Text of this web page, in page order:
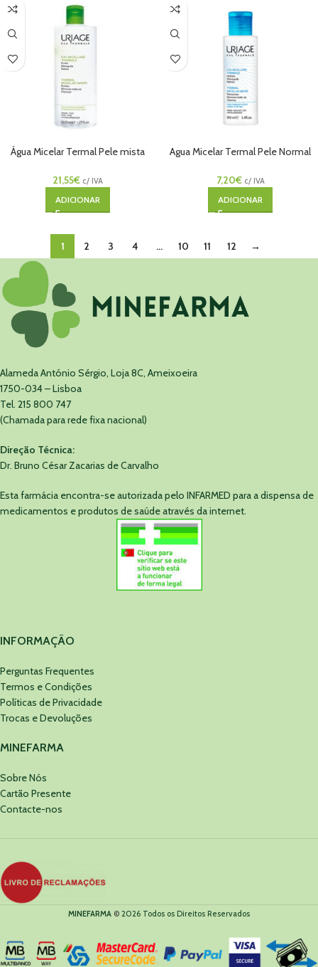
Água Micelar Termal Pele mista
21,55€ c/ IVA
ADICIONAR
Agua Micelar Termal Pele Normal
7,20€ c/ IVA
ADICIONAR
1 2 3 4 … 10 11 12 →
Alameda António Sérgio, Loja 8C, Ameixoeira
1750-034 – Lisboa
Tel. 215 800 747
(Chamada para rede fixa nacional)
Direção Técnica:
Dr. Bruno César Zacarias de Carvalho
Esta farmácia encontra-se autorizada pelo INFARMED para a dispensa de
medicamentos e produtos de saúde através da internet.
INFORMAÇÃO
Perguntas Frequentes
Termos e Condições
Políticas de Privacidade
Trocas e Devoluções
MINEFARMA
Sobre Nós
Cartão Presente
Contacte-nos
MINEFARMA © 2026 Todos os Direitos Reservados